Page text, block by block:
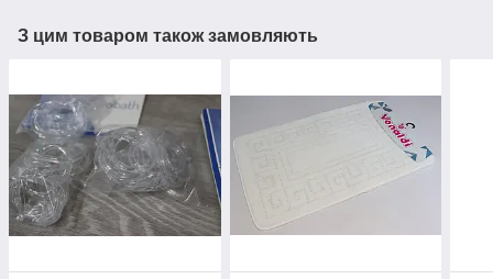
З цим товаром також замовляють